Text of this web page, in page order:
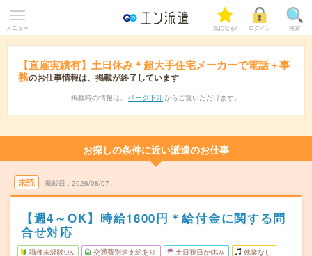
メニュー 気になる! ログイン 検索
【直雇実績有】土日休み＊超大手住宅メーカーで電話＋事
務のお仕事情報は、掲載が終了しています
掲載時の情報は、 ページ下部 からご覧いただけます。
お探しの条件に近い派遣のお仕事
未読 掲載日 2026/08/07
【週4～OK】時給1800円＊給付金に関する問
合せ対応
職種未経験OK 交通費別途支給あり 土日祝日が休み 残業なし